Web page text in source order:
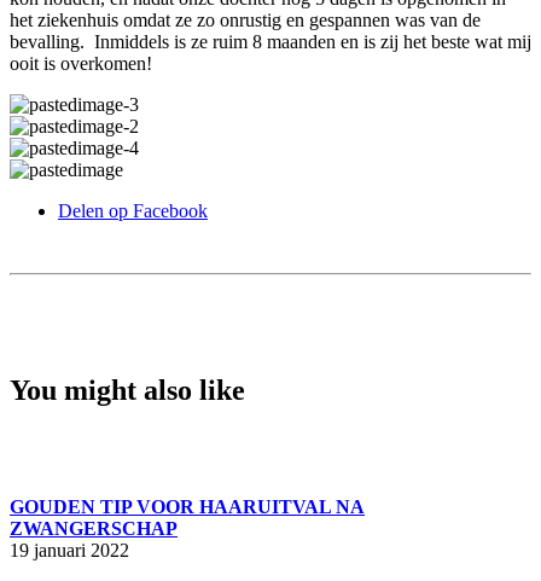
het ziekenhuis omdat ze zo onrustig en gespannen was van de
bevalling. Inmiddels is ze ruim 8 maanden en is zij het beste wat mij
ooit is overkomen!
Delen op Facebook
You might also like
GOUDEN TIP VOOR HAARUITVAL NA
ZWANGERSCHAP
19 januari 2022